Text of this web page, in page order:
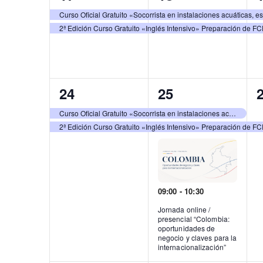
eventos,
Curso Oficial Gratuito «Socorrista en instalaciones acuáticas,
2ª Edición Curso Gratuito «Inglés Intensivo» Preparación de
eventos,
2
eventos,
24
Curso Oficial Gratuito «Socorrista en instalaciones acuáticas, espacios acuáticos naturales y certificado desa»
2ª Edición Curso Gratuito «Inglés Intensivo» Preparación de
3
eventos,
25
09:00 -10:30
Jornada online /
presencial “Colombia:
oportunidades de
negocio y claves para la
internacionalización”
1